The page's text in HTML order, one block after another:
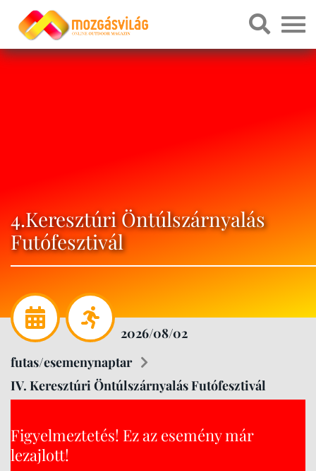
4.Keresztúri Öntúlszárnyalás
Futófesztivál
2026/08/02
futas/esemenynaptar
IV. Keresztúri Öntúlszárnyalás Futófesztivál
Figyelmeztetés! Ez az esemény már
lezajlott!